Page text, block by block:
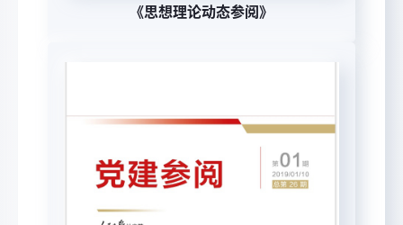
《思想理论动态参阅》